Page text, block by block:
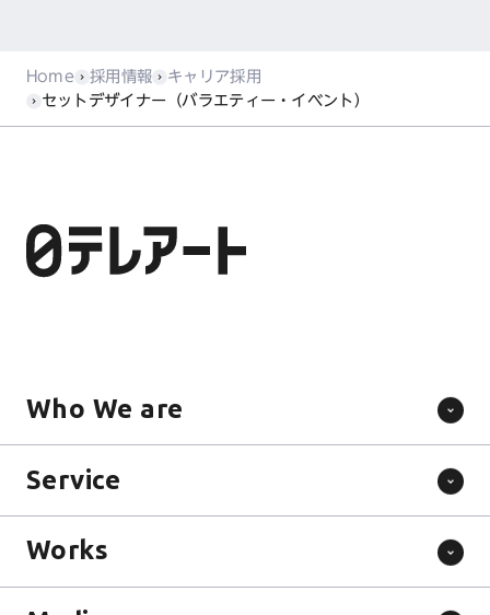
Home 採用情報
キャリア採用
セットデザイナー（バラエティー・イベント）
Who We are
Service
Works